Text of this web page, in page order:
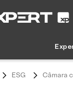
ESG Câmara